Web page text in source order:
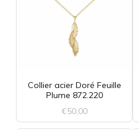
la
page
du
plusieurs
variations.
Les
options
peuvent
être
Collier acier Doré Feuille
Plume 872.220
€50,00